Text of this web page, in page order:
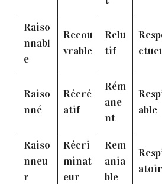
Raiso
nnabl
e
Recou
vrable
Relu
tif
Raiso
nné
Récré
atif
Rém
ane
nt
able
Raiso
nneu
r
Récri
minat
eur
Rem
ania
ble